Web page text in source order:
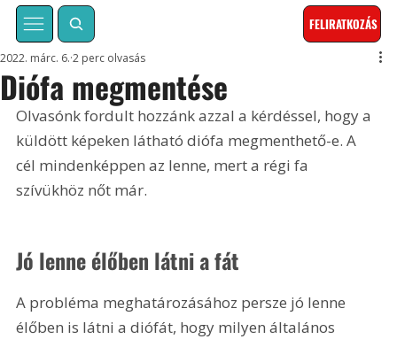
FELIRATKOZÁS
Diófa megmentése
2022. márc. 6. 2 perc olvasás
Olvasónk fordult hozzánk azzal a kérdéssel, hogy a
küldött képeken látható diófa megmenthető-e. A
cél mindenképpen az lenne, mert a régi fa
szívükhöz nőt már.
Jó lenne élőben látni a fát
A probléma meghatározásához persze jó lenne
élőben is látni a diófát, hogy milyen általános